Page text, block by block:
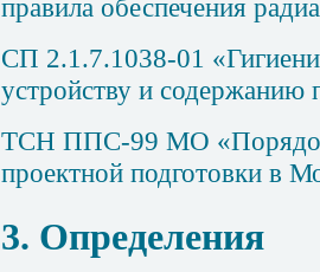
правила обеспечения
СП 2.1.7.1038-01
устройству и
ТСН ППС-99 МО
проектной подготовки в
3. Определения